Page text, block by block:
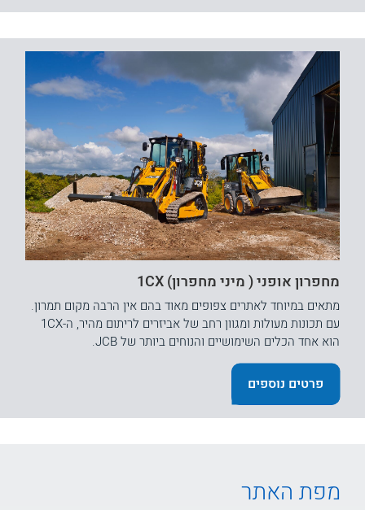
מחפרון אופני ( מיני מחפרון) 1CX
מתאים במיוחד לאתרים צפופים מאוד בהם אין הרבה מקום תמרון.
עם תכונות מעולות ומגוון רחב של אביזרים לריתום מהיר, ה-1CX
הוא אחד הכלים השימושיים והנוחים ביותר של JCB.
פרטים נוספים
מפת האתר